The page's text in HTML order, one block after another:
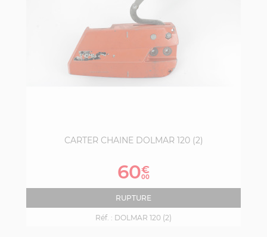
CARTER CHAINE DOLMAR 120 (2)
Prix
60€
00
RUPTURE
Réf. : DOLMAR 120 (2)